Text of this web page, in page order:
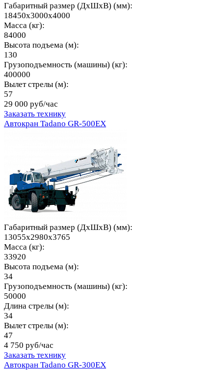
Габаритный размер (ДхШхВ) (мм):
18450x3000x4000
Масса (кг):
84000
Высота подъема (м):
130
Грузоподъемность (машины) (кг):
400000
Вылет стрелы (м):
57
29 000 руб/час
Заказать технику
Автокран Tadano GR-500EX
Габаритный размер (ДхШхВ) (мм):
13055x2980x3765
Масса (кг):
33920
Высота подъема (м):
34
Грузоподъемность (машины) (кг):
50000
Длина стрелы (м):
34
Вылет стрелы (м):
47
4 750 руб/час
Заказать технику
Автокран Tadano GR-300EX